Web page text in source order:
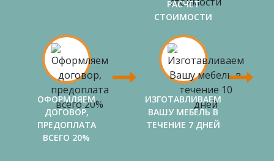
РАСЧЕТ
СТОИМОСТИ
ОФОРМЛЯЕМ
ДОГОВОР,
ПРЕДОПЛАТА
ВСЕГО 20%
ИЗГОТАВЛИВАЕМ
ВАШУ МЕБЕЛЬ В
ТЕЧЕНИЕ 7 ДНЕЙ